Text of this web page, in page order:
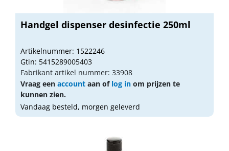
Handgel dispenser desinfectie 250ml
Artikelnummer: 1522246
Gtin: 5415289005403
Fabrikant artikel nummer: 33908
Vraag een account aan of log in om prijzen te
kunnen zien.
Vandaag besteld, morgen geleverd